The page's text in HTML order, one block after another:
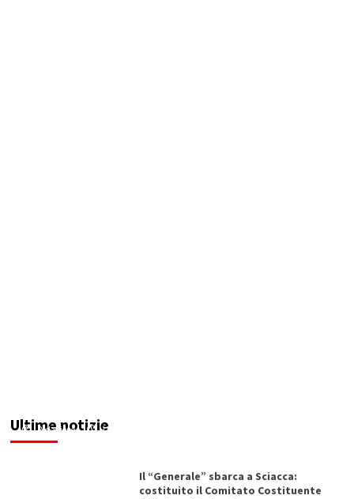
Ultime notizie
Redazione 12/06/2026
Il “Generale” sbarca a Sciacca:
costituito il Comitato Costituente